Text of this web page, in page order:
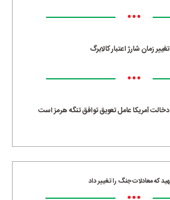
•••
تغییر زمان شارژ اعتبار کالابرگ
•••
دخالت آمریکا عامل تعویق توافق تنگه هرمز است
که معادلات جنگ را تغییر داد